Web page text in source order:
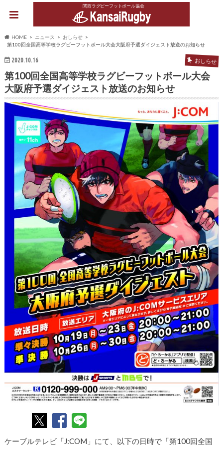
関西ラグビーフットボール協会
HOME ニュース
おしらせ
第100回全国高等学校ラグビーフットボール大会大阪府予選ダイジェスト放送のお知らせ
2020.10.16 おしらせ
第100回全国高等学校ラグビーフットボール大会
大阪府予選ダイジェスト放送のお知らせ
ケーブルテレビ「J:COM」にて、以下の日時で「第100回全国